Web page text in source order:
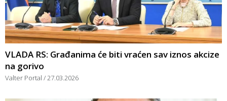
VLADA RS: Građanima će biti vraćen sav iznos akcize
na gorivo
Valter Portal 27.03.2026